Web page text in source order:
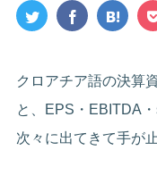
クロアチア語の決算
と、EPS・EBITDA
次々に出てきて手が